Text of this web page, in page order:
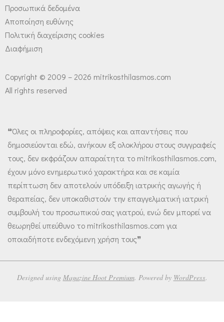
Προσωπικά δεδομένα
Αποποίηση ευθύνης
Πολιτική διαχείρισης cookies
Διαφήμιση
Copyright © 2009 – 2026 mitrikosthilasmos.com
All rights reserved
❝Όλες οι πληροφορίες, απόψεις και απαντήσεις που
δημοσιεύονται εδώ, ανήκουν εξ ολοκλήρου στους συγγραφείς
τους, δεν εκφράζουν απαραίτητα το mitrikosthilasmos.com,
έχουν μόνο ενημερωτικό χαρακτήρα και σε καμία
περίπτωση δεν αποτελούν υπόδειξη ιατρικής αγωγής ή
θεραπείας, δεν υποκαθιστούν την επαγγελματική ιατρική
συμβουλή του προσωπικού σας γιατρού, ενώ δεν μπορεί να
θεωρηθεί υπεύθυνο το mitrikosthilasmos.com για
οποιαδήποτε ενδεχόμενη χρήση τους❞
Designed using Magazine Hoot Premium. Powered by WordPress.